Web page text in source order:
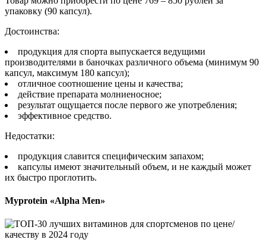
упаковку (90 капсул).
Достоинства:
продукция для спорта выпускается ведущими
производителями в баночках различного объема (минимум 90
капсул, максимум 180 капсул);
отличное соотношение цены и качества;
действие препарата молниеносное;
результат ощущается после первого же употребления;
эффективное средство.
Недостатки:
продукция славится специфическим запахом;
капсулы имеют значительный объем, и не каждый может
их быстро проглотить.
Myprotein «Alpha Men»